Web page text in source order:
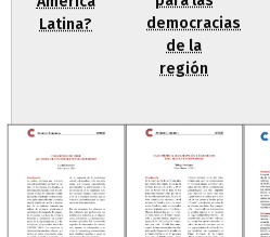
Latina?
democracias
de la
región